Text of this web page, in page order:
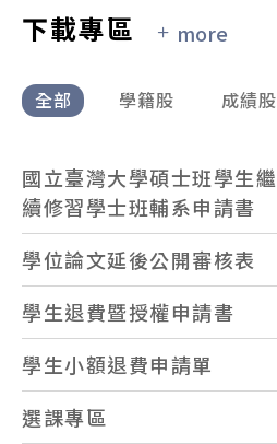
下載專區 more
全部 學籍股 成績股
國立臺灣大學碩士班學生繼
續修習學士班輔系申請書
學位論文延後公開審核表
學生退費暨授權申請書
學生小額退費申請單
選課專區